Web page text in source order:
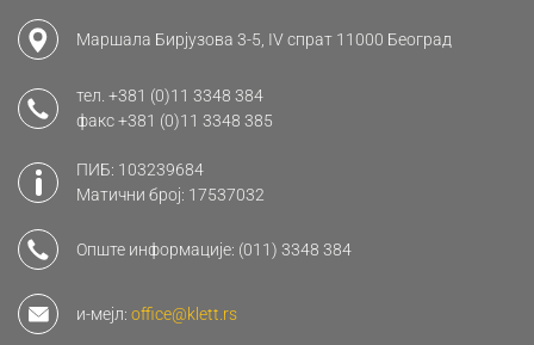
Маршала Бирјузова 3-5, IV спрат 11000 Београд
тел. +381 (0)11 3348 384
факс+381 (0)11 3348 385
ПИБ: 103239684
Матични број: 17537032
Опште информације: (011) 3348 384
и-мејл: office@klett.rs